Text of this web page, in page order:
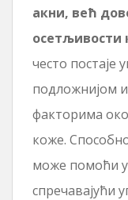
акни, већ
осетљивости
често постаје
подложнијом
факторима
коже.
може помоћи
спречавајући